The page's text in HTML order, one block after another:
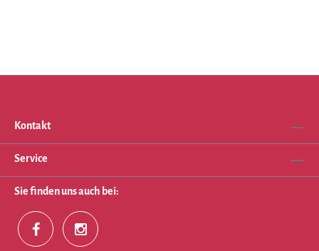
Kontakt
Service
Sie finden uns auch bei: